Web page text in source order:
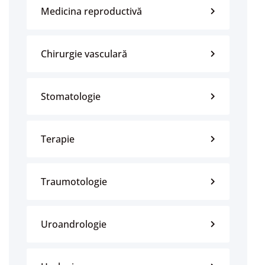
Medicina reproductivă
Chirurgie vasculară
Stomatologie
Terapie
Traumotologie
Uroandrologie